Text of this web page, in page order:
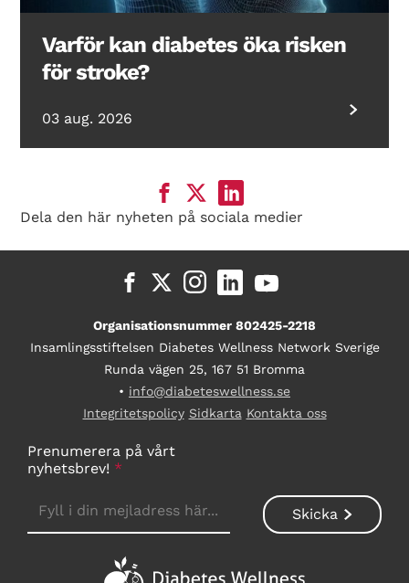
Varför kan diabetes öka risken
för stroke?
03 aug. 2026
Dela den här nyheten på sociala medier
Organisationsnummer 802425-2218
Insamlingsstiftelsen Diabetes Wellness Network Sverige
Runda vägen 25, 167 51 Bromma
• info@diabeteswellness.se
Integritetspolicy Sidkarta Kontakta oss
Prenumerera på vårt
nyhetsbrev! *